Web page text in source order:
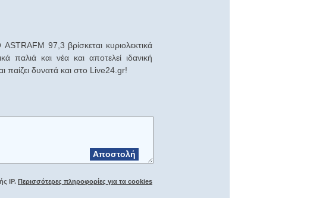
97,3 βρίσκεται κυριολεκτικά
παλιά και νέα και αποτελεί ιδανική
παίζει δυνατά και στο Live24.gr!
Αποστολή
IP. Περισσότερες πληροφορίες για τα cookies